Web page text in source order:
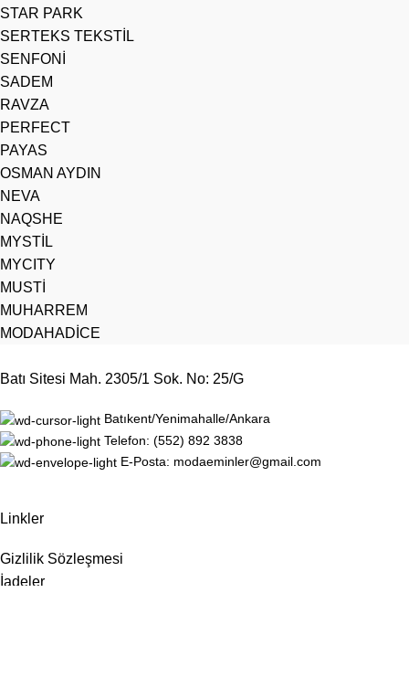
STAR PARK
SERTEKS TEKSTİL
SENFONİ
SADEM
RAVZA
PERFECT
PAYAS
OSMAN AYDIN
NEVA
NAQSHE
MYSTİL
MYCITY
MUSTİ
MUHARREM
MODAHADİCE
Batı Sitesi Mah. 2305/1 Sok. No: 25/G
Batıkent/Yenimahalle/Ankara
Telefon: (552) 892 3838
E-Posta: modaeminler@gmail.com
Linkler
Gizlilik Sözleşmesi
İadeler